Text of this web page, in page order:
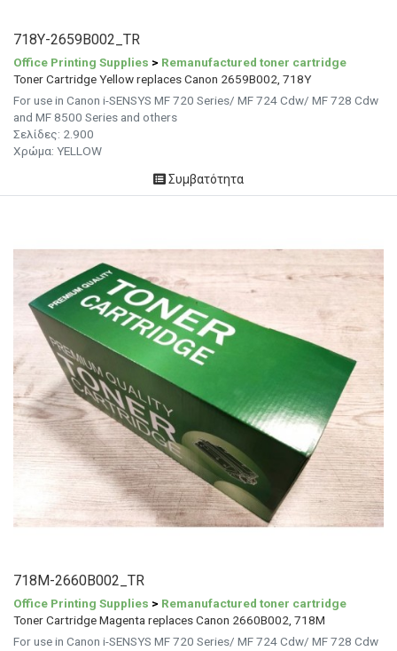
718Y-2659B002_TR
Office Printing Supplies > Remanufactured toner cartridge
Toner Cartridge Yellow replaces Canon 2659B002, 718Y
For use in Canon i-SENSYS MF 720 Series/ MF 724 Cdw/ MF 728 Cdw
and MF 8500 Series and others
Σελίδες: 2.900
Χρώμα: YELLOW
Συμβατότητα
718M-2660B002_TR
Office Printing Supplies > Remanufactured toner cartridge
Toner Cartridge Magenta replaces Canon 2660B002, 718M
For use in Canon i-SENSYS MF 720 Series/ MF 724 Cdw/ MF 728 Cdw